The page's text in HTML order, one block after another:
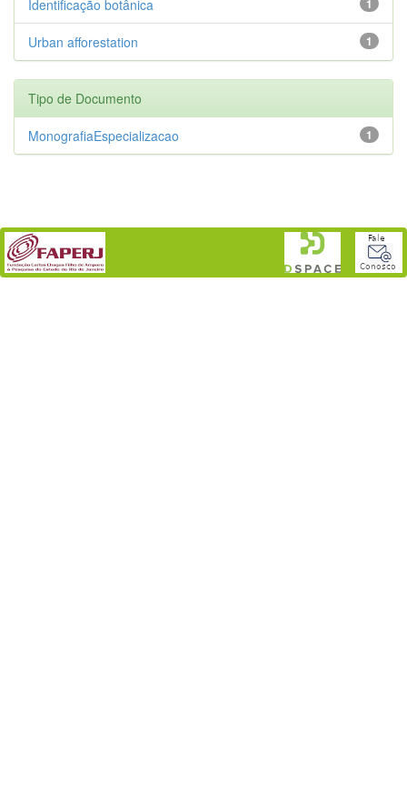
1
Identificação botânica
1
Urban afforestation
Tipo de Documento
1
MonografiaEspecializacao